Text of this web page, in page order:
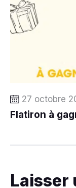
27 octobre
Flatiron à
Laisser